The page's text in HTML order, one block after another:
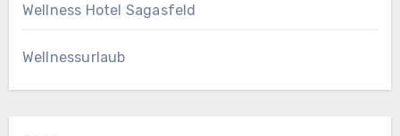
Wellness Hotel Sagasfeld
Wellnessurlaub